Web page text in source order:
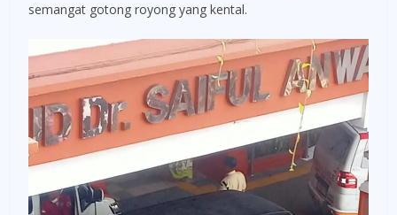
semangat gotong royong yang kental.